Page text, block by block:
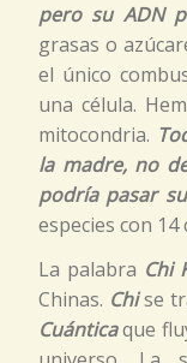
pero su ADN
grasas o
el único
una célula.
mitocondria.
la madre, no
podría pasar
especies con
La palabra Chi
Chinas. Chise
Cuánticaque